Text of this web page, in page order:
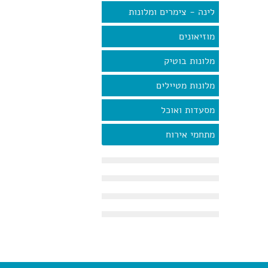
לינה - צימרים ומלונות
מוזיאונים
מלונות בוטיק
מלונות מטיילים
מסעדות ואוכל
מתחמי אירוח